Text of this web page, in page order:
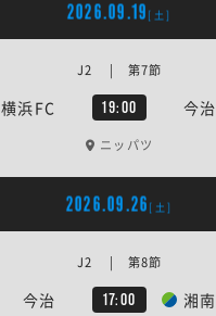
2026.09.19 [土]
横浜FC 19:00 今治
J2 | 第7節
ニッパツ
2026.09.26 [土]
今治 17:00 湘南
J2 | 第8節